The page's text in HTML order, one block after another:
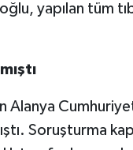
yapılan tüm
Alanya
Soruşturma